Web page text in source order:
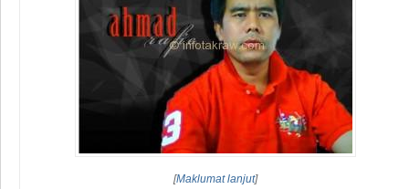
[Maklumat lanjut]